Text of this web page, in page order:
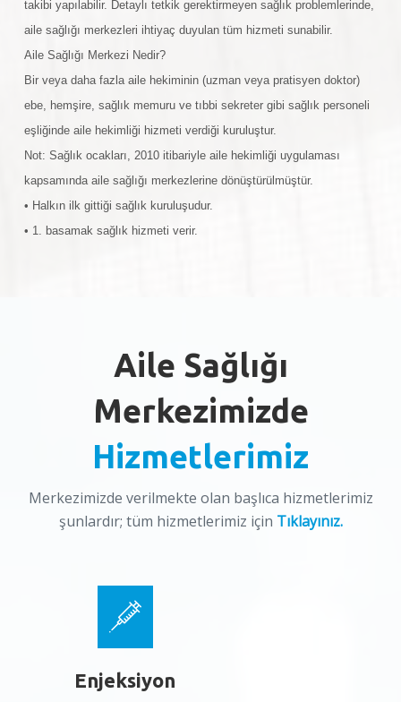
takibi yapılabilir. Detaylı tetkik gerektirmeyen sağlık problemlerinde,
aile sağlığı merkezleri ihtiyaç duyulan tüm hizmeti sunabilir.
Aile Sağlığı Merkezi Nedir?
Bir veya daha fazla aile hekiminin (uzman veya pratisyen doktor)
ebe, hemşire, sağlık memuru ve tıbbi sekreter gibi sağlık personeli
eşliğinde aile hekimliği hizmeti verdiği kuruluştur.
Not: Sağlık ocakları, 2010 itibariyle aile hekimliği uygulaması
kapsamında aile sağlığı merkezlerine dönüştürülmüştür.
• Halkın ilk gittiği sağlık kuruluşudur.
• 1. basamak sağlık hizmeti verir.
Aile Sağlığı
Merkezimizde
Hizmetlerimiz
Merkezimizde verilmekte olan başlıca hizmetlerimiz
şunlardır; tüm hizmetlerimiz için Tıklayınız.
Enjeksiyon